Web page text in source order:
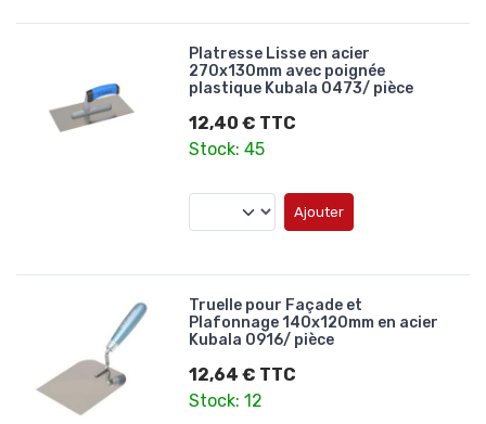
Platresse Lisse en acier
270x130mm avec poignée
plastique Kubala 0473/ pièce
12,40 € TTC
Stock: 45
Ajouter
Truelle pour Façade et
Plafonnage 140x120mm en acier
Kubala 0916/ pièce
12,64 € TTC
Stock: 12